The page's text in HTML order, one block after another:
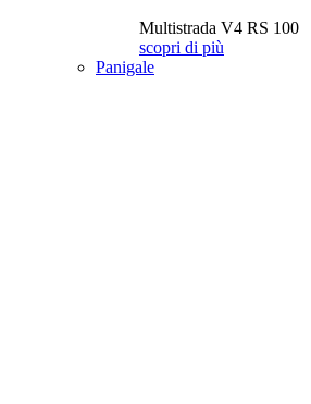
Multistrada V4 RS 100
scopri di più
Panigale